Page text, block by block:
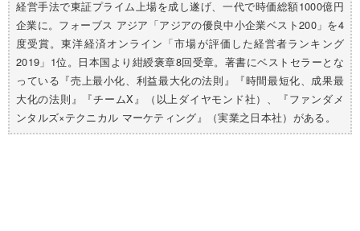
経営手法で東証プライム上場を成し遂げ、一代で時価総額1000億円
企業に。フォーブス アジア「アジアの優良中小企業ベスト200」を4
度受賞。東洋経済オンライン「市場が評価した経営者ランキング
2019」1位。日本国より紺綬褒章8回受章。著書にベストセラーとな
っている『売上最小化、利益最大化の法則』『時間最短化、成果最
大化の法則』『チームX』（以上ダイヤモンド社）、『ファンダメ
ンタルズ×テクニカル マーケティング』（実業之日本社）がある。